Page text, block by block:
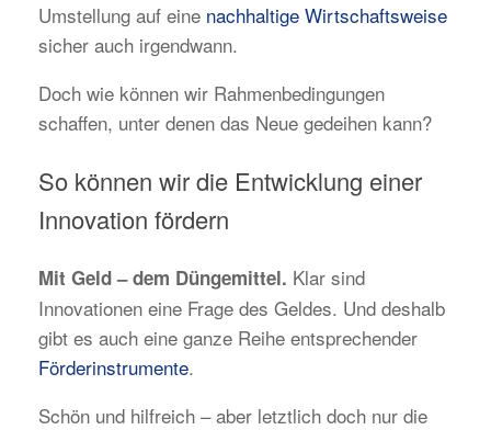
Umstellung auf eine nachhaltige Wirtschaftsweise
sicher auch irgendwann.
Doch wie können wir Rahmenbedingungen
schaffen, unter denen das Neue gedeihen kann?
So können wir die Entwicklung einer
Innovation fördern
Mit Geld – dem Düngemittel. Klar sind
Innovationen eine Frage des Geldes. Und deshalb
gibt es auch eine ganze Reihe entsprechender
Förderinstrumente.
Schön und hilfreich – aber letztlich doch nur die